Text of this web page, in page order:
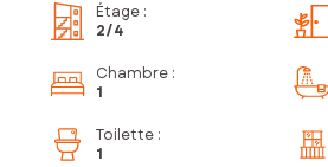
Étage :
2/4
Chambre :
1
Toilette :
1